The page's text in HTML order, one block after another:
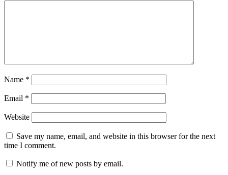
Name *
Email *
Website
Save my name, email, and website in this browser for the next
time I comment.
Notify me of new posts by email.